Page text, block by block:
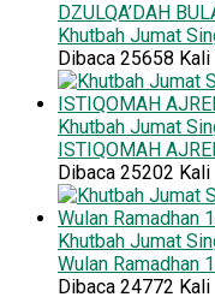
DZULQA’DAH
Khutbah Jumat
Dibaca 25658 Kali
Khutbah Jumat
ISTIQOMAH
Dibaca 25202 Kali
Khutbah Jumat
Wulan Ramadhan
Dibaca 24772 Kali